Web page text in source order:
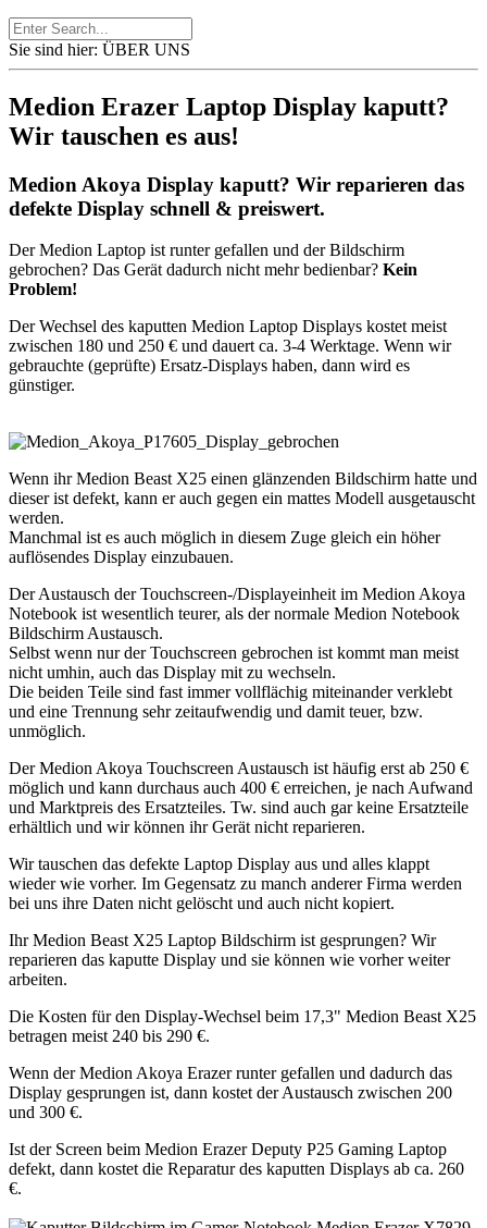
Sie sind hier: ÜBER UNS
Medion Erazer Laptop Display kaputt?
Wir tauschen es aus!
Medion Akoya Display kaputt? Wir reparieren das
defekte Display schnell & preiswert.
Der Medion Laptop ist runter gefallen und der Bildschirm
gebrochen? Das Gerät dadurch nicht mehr bedienbar? Kein
Problem!
Der Wechsel des kaputten Medion Laptop Displays kostet meist
zwischen 180 und 250 € und dauert ca. 3-4 Werktage. Wenn wir
gebrauchte (geprüfte) Ersatz-Displays haben, dann wird es
günstiger.
Wenn ihr Medion Beast X25 einen glänzenden Bildschirm hatte und
dieser ist defekt, kann er auch gegen ein mattes Modell ausgetauscht
werden.
Manchmal ist es auch möglich in diesem Zuge gleich ein höher
auflösendes Display einzubauen.
Der Austausch der Touchscreen-/Displayeinheit im Medion Akoya
Notebook ist wesentlich teurer, als der normale Medion Notebook
Bildschirm Austausch.
Selbst wenn nur der Touchscreen gebrochen ist kommt man meist
nicht umhin, auch das Display mit zu wechseln.
Die beiden Teile sind fast immer vollflächig miteinander verklebt
und eine Trennung sehr zeitaufwendig und damit teuer, bzw.
unmöglich.
Der Medion Akoya Touchscreen Austausch ist häufig erst ab 250 €
möglich und kann durchaus auch 400 € erreichen, je nach Aufwand
und Marktpreis des Ersatzteiles. Tw. sind auch gar keine Ersatzteile
erhältlich und wir können ihr Gerät nicht reparieren.
Wir tauschen das defekte Laptop Display aus und alles klappt
wieder wie vorher. Im Gegensatz zu manch anderer Firma werden
bei uns ihre Daten nicht gelöscht und auch nicht kopiert.
Ihr Medion Beast X25 Laptop Bildschirm ist gesprungen? Wir
reparieren das kaputte Display und sie können wie vorher weiter
arbeiten.
Die Kosten für den Display-Wechsel beim 17,3" Medion Beast X25
betragen meist 240 bis 290 €.
Wenn der Medion Akoya Erazer runter gefallen und dadurch das
Display gesprungen ist, dann kostet der Austausch zwischen 200
und 300 €.
Ist der Screen beim Medion Erazer Deputy P25 Gaming Laptop
defekt, dann kostet die Reparatur des kaputten Displays ab ca. 260
€.